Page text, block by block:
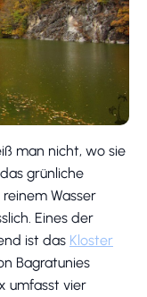
man nicht, wo sie
grünliche
Wasser
Eines der
ist das Kloster
Bagratunies
umfasst vier